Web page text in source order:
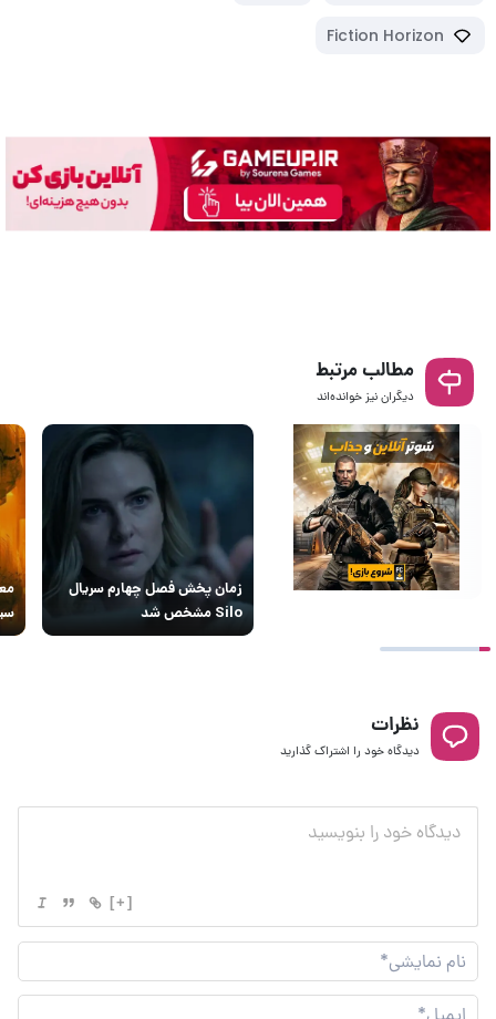
Fiction Horizon
مطالب مرتبط
دیگران نیز خوانده‌اند
زمان پخش فصل چهارم سریال
Silo مشخص شد
نظرات
دیدگاه خود را اشتراک گذارید
[+]
نام